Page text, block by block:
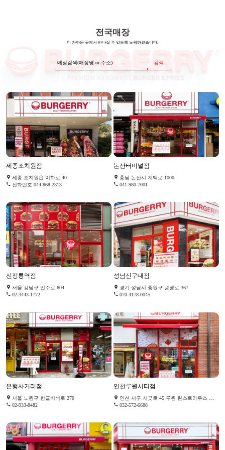
전국매장
더 가까운 곳에서 만나실 수 있도록 노력하겠습니다.
검색
세종조치원점
세종 조치원읍 이화로 40
전화번호 044-868-2313
논산터미널점
충남 논산시 계백로 1000
041-980-7001
선정릉역점
서울 강남구 언주로 604
02-3443-1772
성남신구대점
경기 성남시 중원구 광명로 367
070-4178-0045
은행사거리점
서울 노원구 한글비석로 270
02-933-8482
인천루원시티점
인천 서구 서곶로 45 루원 린스트라우스 더 린시티 B074호
032-572-6688